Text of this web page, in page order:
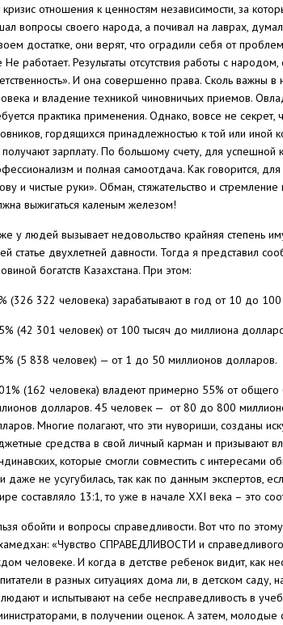
кризис отношения к ценностям независимости, за
вопросы своего народа, а почивал на лаврах,
достатке, они верят, что оградили себя от
Не работает. Результаты отсутствия работы с
И она совершенно права. Сколь важны
и владение техникой чиновничьих приемов.
практика применения. Однако, вовсе не
гордящихся принадлежностью к той или
получают зарплату. По большому счету, для
и полная самоотдача. Как говорится,
и чистые руки». Обман, стяжательство и
выжигаться каленым железом!
у людей вызывает недовольство крайняя степень
статье двухлетней давности. Тогда я представил
богатств Казахстана. При этом:
(326 322 человека) зарабатывают в год от 10 до
(42 301 человек) от 100 тысяч до миллиона
(5 838 человек) — от 1 до 50 миллионов долларов.
(162 человека) владеют примерно 55% от
долларов. 45 человек — от 80 до 800
Многие полагают, что эти нувориши, созданы
средства в свой личный карман и призывают
которые смогли совместить с интересами
даже не усугубилась, так как по данным экспертов,
составляло 13:1, то уже в начале ХХI века – это
обойти и вопросы справедливости. Вот что по
«Чувство СПРАВЕДЛИВОСТИ и
человеке. И когда в детстве ребенок видит, как
в разных ситуациях дома ли, в детском саду,
и испытывают на себе несправедливость в
в получении оценок. А затем,